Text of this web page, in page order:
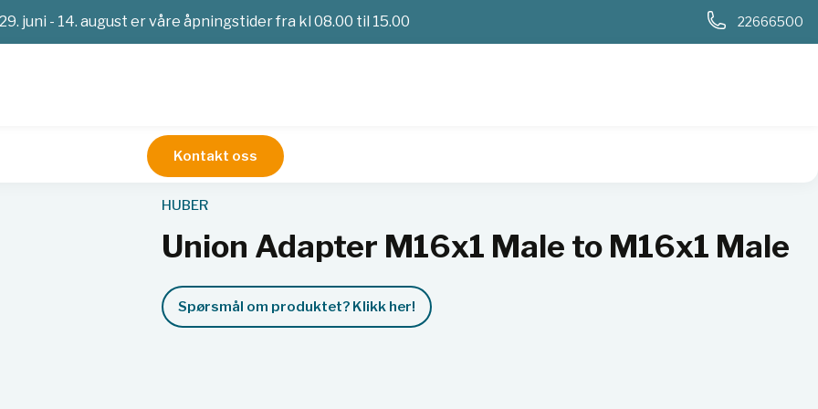
29. juni - 14. august er våre åpningstider fra kl 08.00 til 15.00 22666500
Kontakt oss
Union Adapter M16x1 Male to M16x1 Male
HUBER
Union Adapter M16x1 Male to M16x1 Male
Spørsmål om produktet? Klikk her!